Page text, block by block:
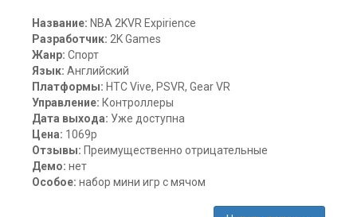
Название: NBA 2KVR Expirience
Разработчик: 2K Games
Жанр: Спорт
Язык: Английский
Платформы: HTC Vive, PSVR, Gear VR
Управление: Контроллеры
Дата выхода: Уже доступна
Цена: 1069р
Отзывы: Преимущественно отрицательные
Демо: нет
Особое: набор мини игр с мячом